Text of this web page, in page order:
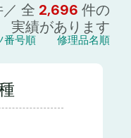
全 2,696 件の
実績があります
番号順 修理品名順